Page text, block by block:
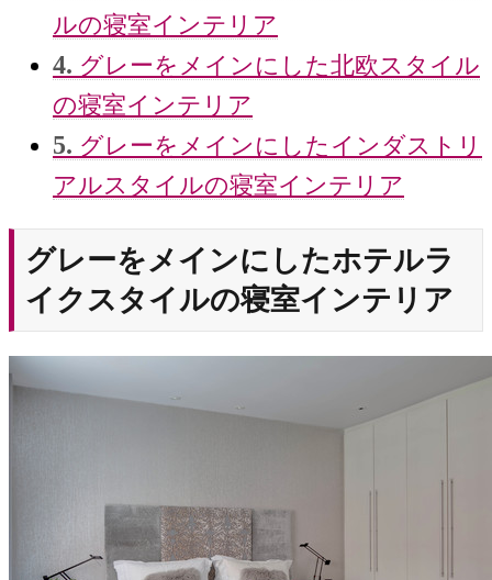
ルの寝室インテリア
4. グレーをメインにした北欧スタイル
の寝室インテリア
5. グレーをメインにしたインダストリ
アルスタイルの寝室インテリア
グレーをメインにしたホテルラ
イクスタイルの寝室インテリア